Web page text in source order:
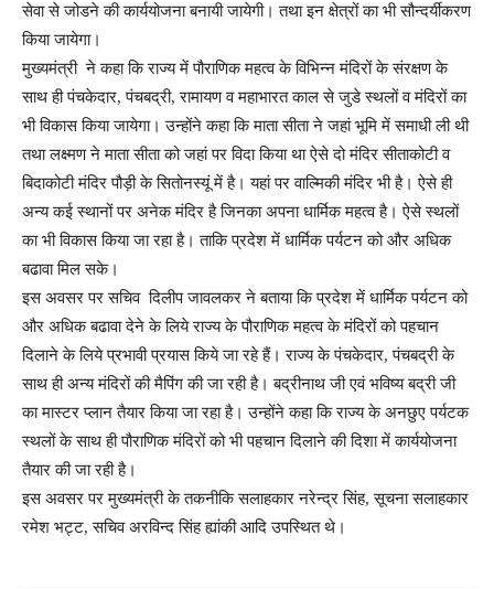
सेवा से जोडने की कार्ययोजना बनायी जायेगी। तथा इन क्षेत्रों का भी सौन्दर्यीकरण
किया जायेगा।
मुख्यमंत्री ने कहा कि राज्य में पौराणिक महत्व के विभिन्न मंदिरों के संरक्षण के
साथ ही पंचकेदार, पंचबद्री, रामायण व महाभारत काल से जुडे स्थलों व मंदिरों का
भी विकास किया जायेगा। उन्होंने कहा कि माता सीता ने जहां भूमि में समाधी ली थी
तथा लक्ष्मण ने माता सीता को जहां पर विदा किया था ऐसे दो मंदिर सीताकोटी व
बिदाकोटी मंदिर पौड़ी के सितोनस्यूं में है। यहां पर वाल्मिकी मंदिर भी है। ऐसे ही
अन्य कई स्थानों पर अनेक मंदिर है जिनका अपना धार्मिक महत्व है। ऐसे स्थलों
का भी विकास किया जा रहा है। ताकि प्रदेश में धार्मिक पर्यटन को और अधिक
बढावा मिल सके।
इस अवसर पर सचिव दिलीप जावलकर ने बताया कि प्रदेश में धार्मिक पर्यटन को
और अधिक बढावा देने के लिये राज्य के पौराणिक महत्व के मंदिरों को पहचान
दिलाने के लिये प्रभावी प्रयास किये जा रहे हैं। राज्य के पंचकेदार, पंचबद्री के
साथ ही अन्य मंदिरों की मैपिंग की जा रही है। बद्रीनाथ जी एवं भविष्य बद्री जी
का मास्टर प्लान तैयार किया जा रहा है। उन्होंने कहा कि राज्य के अनछुए पर्यटक
स्थलों के साथ ही पौराणिक मंदिरों को भी पहचान दिलाने की दिशा में कार्ययोजना
तैयार की जा रही है।
इस अवसर पर मुख्यमंत्री के तकनीकि सलाहकार नरेन्द्र सिंह, सूचना सलाहकार
रमेश भट्ट, सचिव अरविन्द सिंह ह्यांकी आदि उपस्थित थे।